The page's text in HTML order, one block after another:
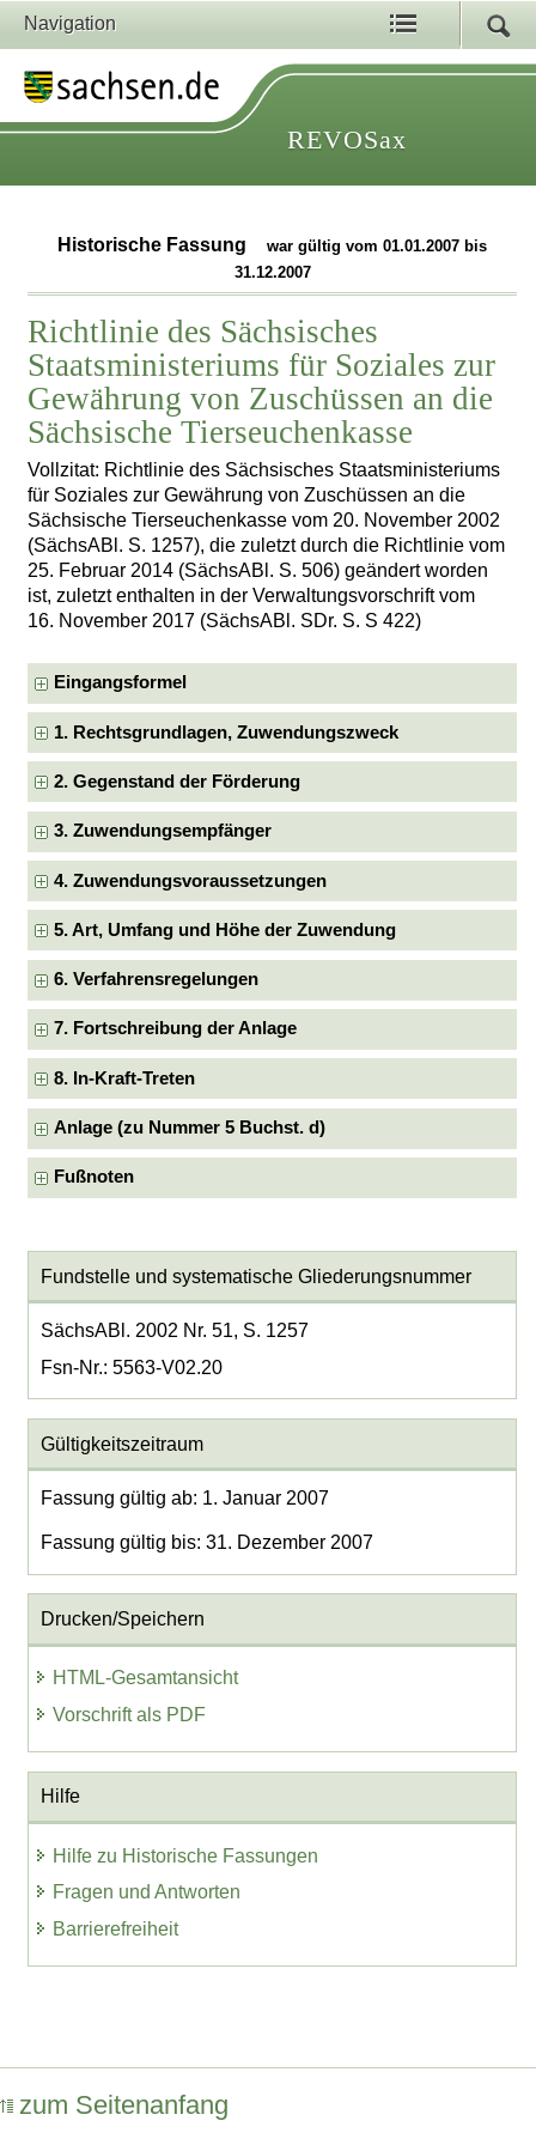
Navigation
REVOSax
Historische Fassung
war gültig vom 01.01.2007 bis
31.12.2007
Richtlinie des Sächsisches
Staatsministeriums für Soziales zur
Gewährung von Zuschüssen an die
Sächsische Tierseuchenkasse
Vollzitat: Richtlinie des Sächsisches Staatsministeriums
für Soziales zur Gewährung von Zuschüssen an die
Sächsische Tierseuchenkasse vom 20. November 2002
(SächsABl. S. 1257), die zuletzt durch die Richtlinie vom
25. Februar 2014 (SächsABl. S. 506) geändert worden
ist, zuletzt enthalten in der Verwaltungsvorschrift vom
16. November 2017 (SächsABl. SDr. S. S 422)
Eingangsformel
1. Rechtsgrundlagen, Zuwendungszweck
2. Gegenstand der Förderung
3. Zuwendungsempfänger
4. Zuwendungsvoraussetzungen
5. Art, Umfang und Höhe der Zuwendung
6. Verfahrensregelungen
7. Fortschreibung der Anlage
8. In-Kraft-Treten
Anlage (zu Nummer 5 Buchst. d)
Fußnoten
Fundstelle und systematische Gliederungsnummer
SächsABl. 2002 Nr. 51, S. 1257
Fsn-Nr.: 5563-V02.20
Gültigkeitszeitraum
Fassung gültig ab: 1. Januar 2007
Fassung gültig bis: 31. Dezember 2007
Drucken/Speichern
HTML-Gesamtansicht
Vorschrift als PDF
Hilfe
Hilfe zu Historische Fassungen
Fragen und Antworten
Barrierefreiheit
zum Seitenanfang